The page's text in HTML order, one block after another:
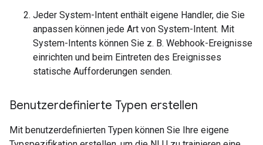
Jeder System-Intent enthält eigene Handler, die Sie
anpassen können jede Art von System-Intent. Mit
System-Intents können Sie z. B. Webhook-Ereignisse
einrichten und beim Eintreten des Ereignisses
statische Aufforderungen senden.
Benutzerdefinierte Typen erstellen
Mit benutzerdefinierten Typen können Sie Ihre eigene